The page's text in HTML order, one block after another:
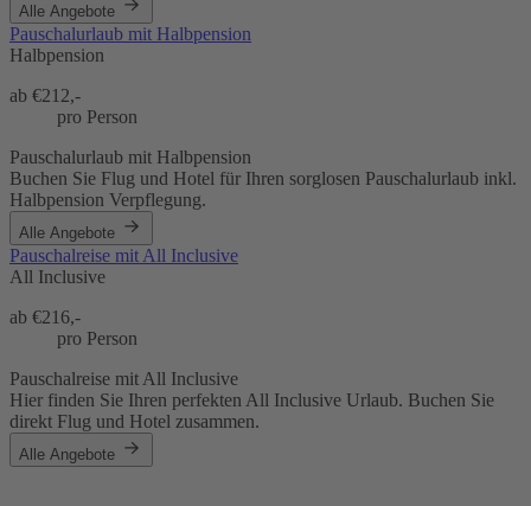
Alle Angebote
Pauschalurlaub mit Halbpension
Halbpension
ab €212,-
pro Person
Pauschalurlaub mit Halbpension
Buchen Sie Flug und Hotel für Ihren sorglosen Pauschalurlaub inkl.
Halbpension Verpflegung.
Alle Angebote
Pauschalreise mit All Inclusive
All Inclusive
ab €216,-
pro Person
Pauschalreise mit All Inclusive
Hier finden Sie Ihren perfekten All Inclusive Urlaub. Buchen Sie
direkt Flug und Hotel zusammen.
Alle Angebote